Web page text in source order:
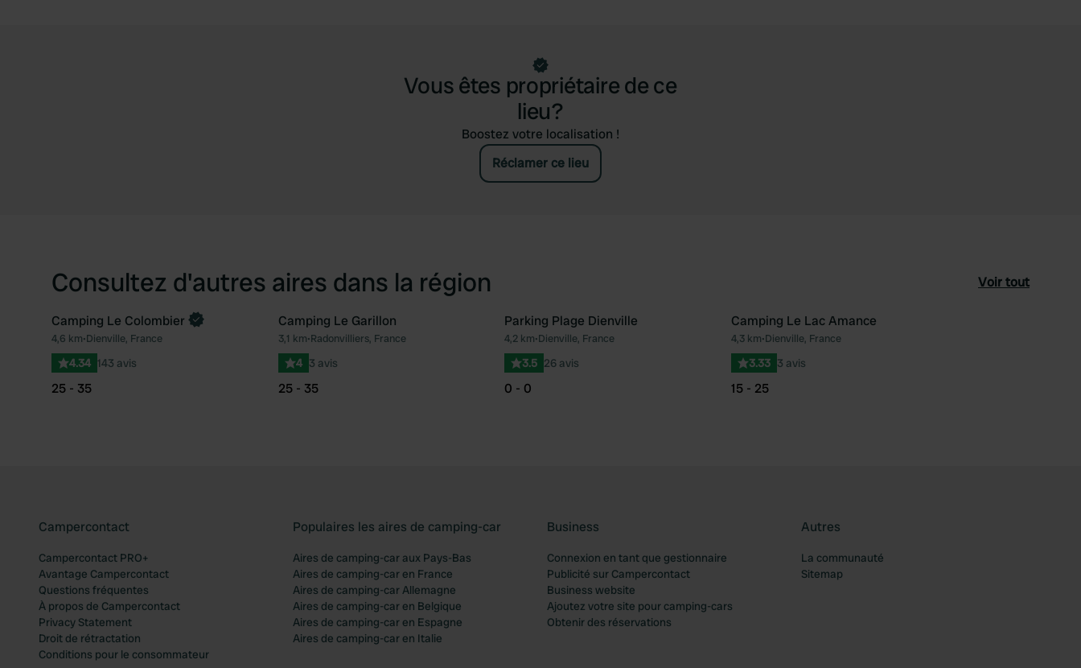
Vous êtes propriétaire de ce
lieu?
Boostez votre localisation !
Réclamer ce lieu
Consultez d'autres aires dans la région Voir tout
Préféré
Reserve maintenant
Camping Le Colombier
4,6 km•Dienville, France
4.34 143 avis
25 - 35
Préféré
Camping Le Garillon
3,1 km•Radonvilliers, France
4 3 avis
25 - 35
Préféré
Parking Plage Dienville
4,2 km•Dienville, France
3.5 26 avis
0 - 0
Camping Le Lac Amance
4,3 km•Dienville, France
3.33 3 avis
15 - 25
Campercontact
Campercontact PRO+
Avantage Campercontact
Questions fréquentes
À propos de Campercontact
Privacy Statement
Droit de rétractation
Conditions pour le consommateur
Populaires les aires de camping-car
Aires de camping-car aux Pays-Bas
Aires de camping-car en France
Aires de camping-car Allemagne
Aires de camping-car en Belgique
Aires de camping-car en Espagne
Aires de camping-car en Italie
Business
Connexion en tant que gestionnaire
Publicité sur Campercontact
Business website
Ajoutez votre site pour camping-cars
Obtenir des réservations
Autres
La communauté
Sitemap